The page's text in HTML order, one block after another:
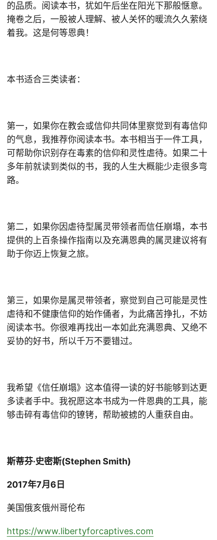
的品质。阅读本书，犹如午后坐在阳光下那般惬意。
掩卷之后，一股被人理解、被人关怀的暖流久久萦绕
着我。这是何等恩典！
本书适合三类读者：
第一，如果你在教会或信仰共同体里察觉到有毒信仰
的气息，我推荐你阅读本书。本书相当于一件工具，
可帮助你识别存在毒素的信仰和灵性虐待。如果二十
多年前就读到类似的书，我的人生大概能少走很多弯
路。
第二，如果你因虐待型属灵带领者而信任崩塌，本书
提供的上百条操作指南以及充满恩典的属灵建议将有
助于你迈上恢复之旅。
第三，如果你是属灵带领者，察觉到自己可能是灵性
虐待和不健康信仰的始作俑者，为此痛苦挣扎，不妨
阅读本书。你很难再找出一本如此充满恩典、又绝不
妥协的好书，所以千万不要错过。
我希望《信任崩塌》这本值得一读的好书能够到达更
多读者手中。我祝愿这本书成为一件恩典的工具，能
够击碎有毒信仰的镣铐，帮助被掳的人重获自由。
斯蒂芬·史密斯(Stephen Smith)
2017年7月6日
美国俄亥俄州哥伦布
https://www.libertyforcaptives.com